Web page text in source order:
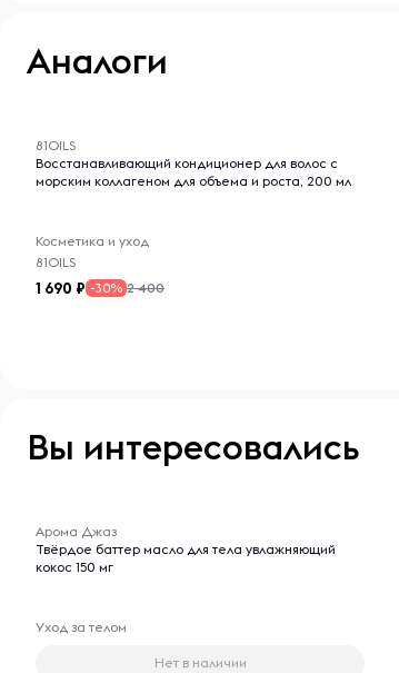
Аналоги
81OILS
Восстанавливающий кондиционер для волос с
морским коллагеном для объема и роста, 200 мл
Косметика и уход
81OILS
1 690 -30% 2 400
Вы интересовались
Арома Джаз
Твёрдое баттер масло для тела увлажняющий
кокос 150 мг
Уход за телом
Нет в наличии